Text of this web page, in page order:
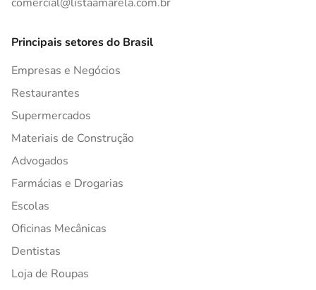
Principais setores do Brasil
Empresas e Negócios
Restaurantes
Supermercados
Materiais de Construção
Advogados
Farmácias e Drogarias
Escolas
Oficinas Mecânicas
Dentistas
Loja de Roupas